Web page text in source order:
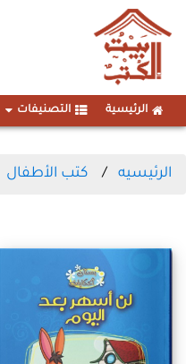
الرئيسية التصنيفات
الرئيسيه كتب الأطفال